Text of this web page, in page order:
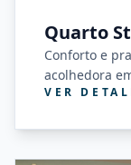
Quarto
Conforto e
acolhedora
VER